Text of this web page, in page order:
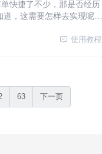
快捷了不少，那是否经历
，这需要怎样去实现呢，
使用教程
63 下一页